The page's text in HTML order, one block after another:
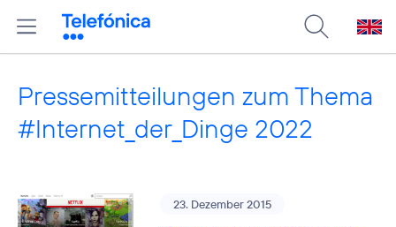
Pressemitteilungen zum Thema
#Internet_der_Dinge 2022
23. Dezember 2015